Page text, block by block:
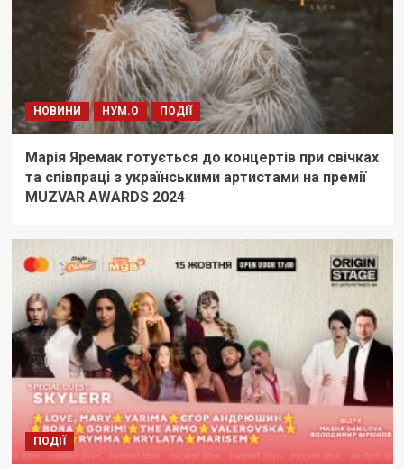
НОВИНИ НУМ.О ПОДІЇ
Марія Яремак готується до концертів при свічках
та співпраці з українськими артистами на премії
MUZVAR AWARDS 2024
ПОДІЇ